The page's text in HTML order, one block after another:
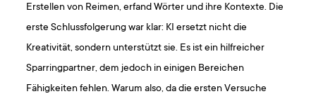
Erstellen von Reimen, erfand Wörter und ihre Kontexte. Die
erste Schlussfolgerung war klar: KI ersetzt nicht die
Kreativität, sondern unterstützt sie. Es ist ein hilfreicher
Sparringpartner, dem jedoch in einigen Bereichen
Fähigkeiten fehlen. Warum also, da die ersten Versuche